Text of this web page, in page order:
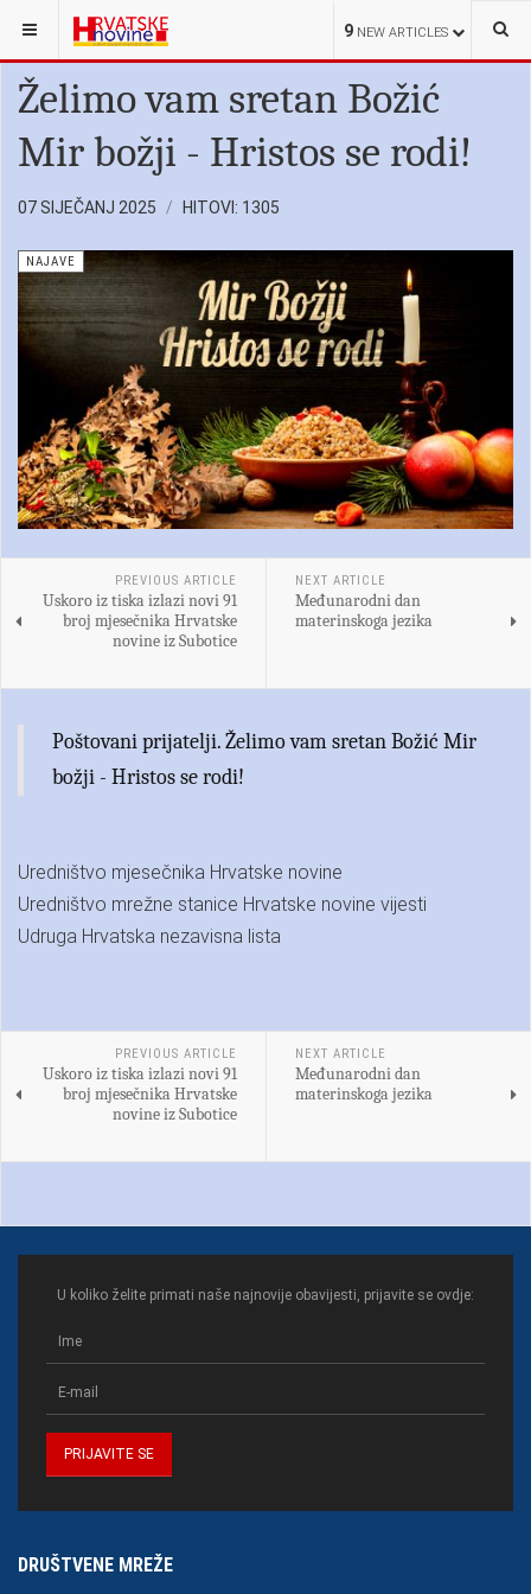
9 NEW ARTICLES
NALAZITE SE OVDJE: NAJAVE
Želimo vam sretan Božić
Mir božji - Hristos se rodi!
07 SIJEČANJ 2025 HITOVI: 1305
NAJAVE
PREVIOUS ARTICLE
Uskoro iz tiska izlazi novi 91
broj mjesečnika Hrvatske
novine iz Subotice
NEXT ARTICLE
Međunarodni dan
materinskoga jezika
Poštovani prijatelji. Želimo vam sretan Božić Mir
božji - Hristos se rodi!
Uredništvo mjesečnika Hrvatske novine
Uredništvo mrežne stanice Hrvatske novine vijesti
Udruga Hrvatska nezavisna lista
PREVIOUS ARTICLE
Uskoro iz tiska izlazi novi 91
broj mjesečnika Hrvatske
novine iz Subotice
NEXT ARTICLE
Međunarodni dan
materinskoga jezika
U koliko želite primati naše najnovije obavijesti, prijavite se ovdje:
DRUŠTVENE MREŽE